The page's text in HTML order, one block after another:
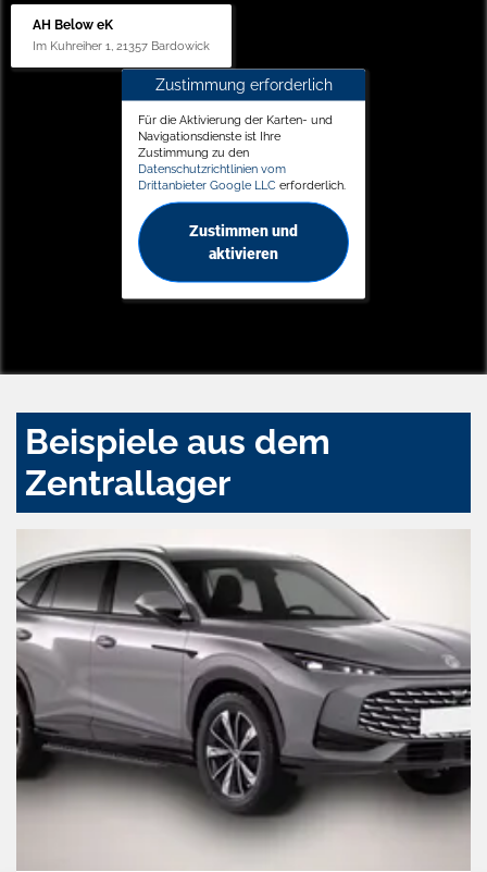
AH Below eK
Im Kuhreiher 1, 21357 Bardowick
Zustimmung erforderlich
Für die Aktivierung der Karten- und
Navigationsdienste ist Ihre
Zustimmung zu den
Datenschutzrichtlinien vom
Drittanbieter Google LLC erforderlich.
Zustimmen und
aktivieren
Beispiele aus dem
Zentrallager